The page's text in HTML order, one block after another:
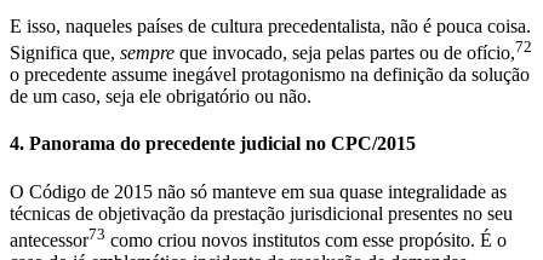
E isso, naqueles países de cultura precedentalista, não é pouca coisa.
Significa que, sempre que invocado, seja pelas partes ou de ofício,72
o precedente assume inegável protagonismo na definição da solução
de um caso, seja ele obrigatório ou não.
4. Panorama do precedente judicial no CPC/2015
O Código de 2015 não só manteve em sua quase integralidade as
técnicas de objetivação da prestação jurisdicional presentes no seu
antecessor73 como criou novos institutos com esse propósito. É o